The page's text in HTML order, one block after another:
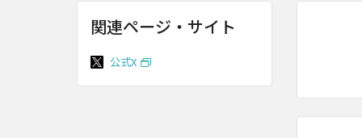
関連ページ・サイト
公式X